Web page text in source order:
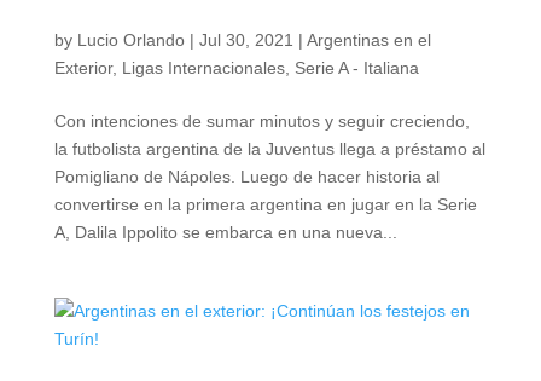
by Lucio Orlando| Jul 30, 2021 | Argentinas en el
Exterior, Ligas Internacionales, Serie A - Italiana
Con intenciones de sumar minutos y seguir creciendo,
la futbolista argentina de la Juventus llega a préstamo al
Pomigliano de Nápoles. Luego de hacer historia al
convertirse en la primera argentina en jugar en la Serie
A, Dalila Ippolito se embarca en una nueva...